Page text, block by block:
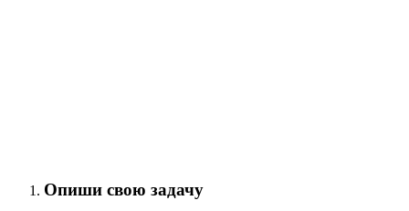
Опиши свою задачу